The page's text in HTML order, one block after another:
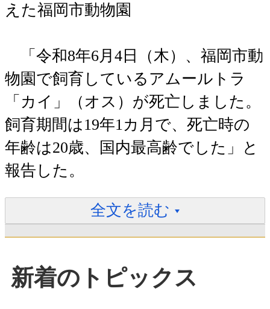
えた福岡市動物園
「令和8年6月4日（木）、福岡市動
物園で飼育しているアムールトラ
「カイ」（オス）が死亡しました。
飼育期間は19年1カ月で、死亡時の
年齢は20歳、国内最高齢でした」と
報告した。
全文を読む
新着のトピックス